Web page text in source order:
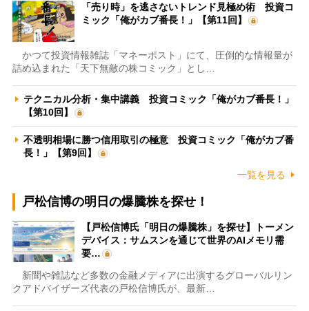
「売り時」を逃さないトレンド見極め術 投資コ
ミック「俺がカブ番長！」【第11回】
かつて投資情報雑誌「マネーポスト」にて、圧倒的な情報量が
詰め込まれた「天下無敵の株コミック」とし…
テクニカル分析・集中講義 投資コミック「俺がカブ番長！」
【第10回】
不透明相場に勝つ信用取引の極意 投資コミック「俺がカブ番
長！」【第9回】
一覧を見る
戸松信博の明日の爆騰株を探せ！
【戸松信博氏「明日の爆騰株」を探せ】トーメン
デバイス：サムスンを通じて世界のAIメモリ需
要…
新聞や雑誌など多数の金融メディアに出演するグローバルリン
クアドバイザーズ代表の戸松信博氏が、最新…